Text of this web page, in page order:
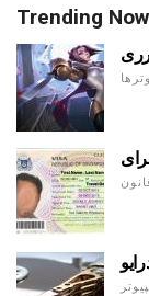
Trending Now